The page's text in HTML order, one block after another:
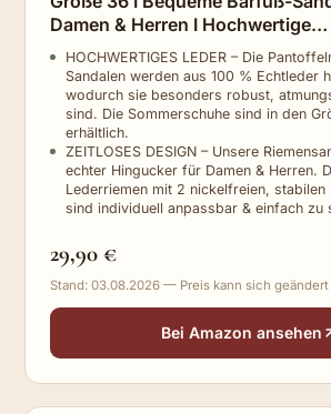
Damen & Herren I Hochwertige
Riemchensandalen aus echtem
Jesuslatschen mit verstellbaren
HOCHWERTIGES LEDER – Die
Sandalen werden aus 100 % Echtleder
wodurch sie besonders robust,
sind. Die Sommerschuhe sind in den
erhältlich.
ZEITLOSES DESIGN – Unsere
echter Hingucker für Damen & Herren.
Lederriemen mit 2 nickelfreien, stabilen
sind individuell anpassbar & einfach zu
29,90 €
Stand: 03.08.2026 — Preis kann sich geändert
Bei Amazon ansehen